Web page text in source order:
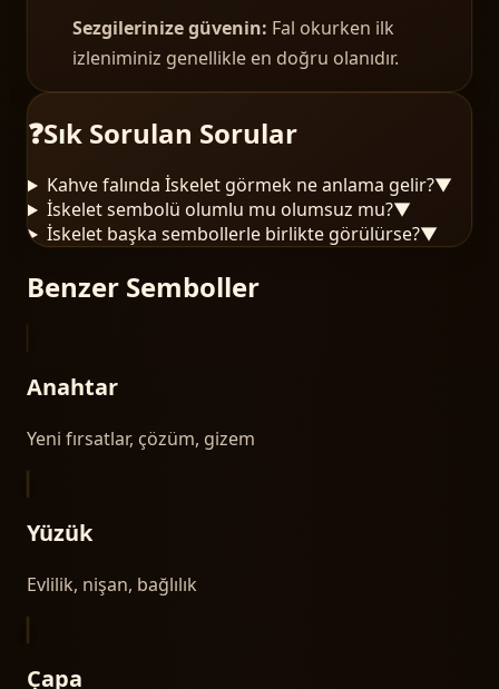
Sezgilerinize güvenin: Fal okurken ilk
izleniminiz genellikle en doğru olanıdır.
❓Sık Sorulan Sorular
Kahve falında İskelet görmek ne anlama gelir?▼
İskelet sembolü olumlu mu olumsuz mu?▼
İskelet başka sembollerle birlikte görülürse?▼
Benzer Semboller
Anahtar
Yeni fırsatlar, çözüm, gizem
Yüzük
Evlilik, nişan, bağlılık
Çapa